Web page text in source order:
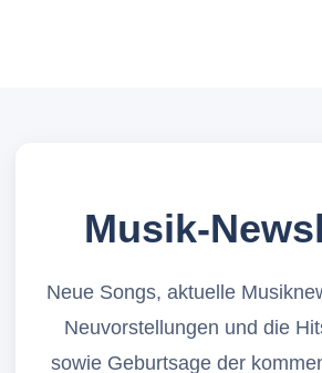
Musik-
Neue Songs, aktuelle
Neuvorstellungen und die
sowie Geburtsage der